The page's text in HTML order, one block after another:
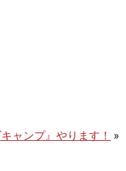
ャンプ』やります！
»